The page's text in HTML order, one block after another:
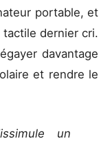
portable, et
dernier cri.
davantage
et rendre le
un